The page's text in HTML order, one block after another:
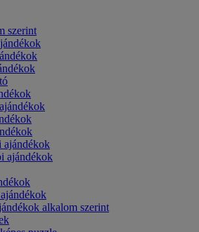
szerint
ajándékok
ajándékok
alkalom szerint